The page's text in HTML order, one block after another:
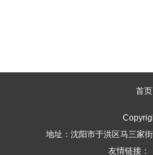
首页
地址：沈阳市于洪区马三家
友情链接：